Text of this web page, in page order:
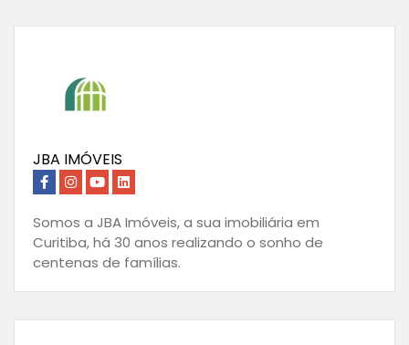
JBA IMÓVEIS
Somos a JBA Imóveis, a sua imobiliária em
Curitiba, há 30 anos realizando o sonho de
centenas de famílias.